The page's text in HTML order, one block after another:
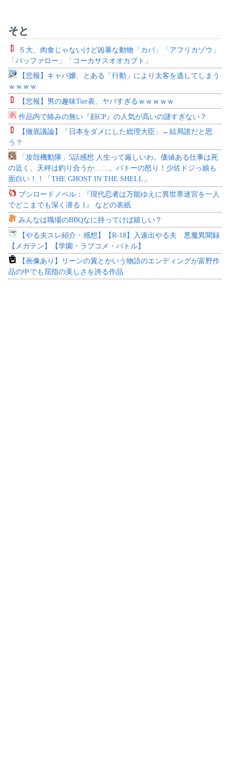
そと
５大、肉食じゃないけど凶暴な動物「カバ」「アフリカゾウ」
「バッファロー」「コーカサスオオカブト」
【悲報】キャバ嬢、とある「行動」により太客を逃してしまう
ｗｗｗｗ
【悲報】男の趣味Tier表、ヤバすぎるｗｗｗｗｗ
作品内で絡みの無い『顔CP』の人気が高いの謎すぎない？
【徹底議論】「日本をダメにした総理大臣」←結局誰だと思
う？
「攻殻機動隊」5話感想 人生って厳しいわ。価値ある仕事は死
の近く、天秤は釣り合うか……。バトーの怒り！少佐ドジっ娘も
面白い！！「THE GHOST IN THE SHELL」
ブシロードノベル：『現代忍者は万能ゆえに異世界迷宮を一人
でどこまでも深く潜る 1』 などの表紙
みんなは職場のBBQなに持ってけば嬉しい？
【やる夫スレ紹介・感想】【R-18】入速出やる夫 悪魔異聞録
【メガテン】【学園・ラブコメ・バトル】
【画像あり】リーンの翼とかいう物語のエンディングが富野作
品の中でも屈指の美しさを誇る作品